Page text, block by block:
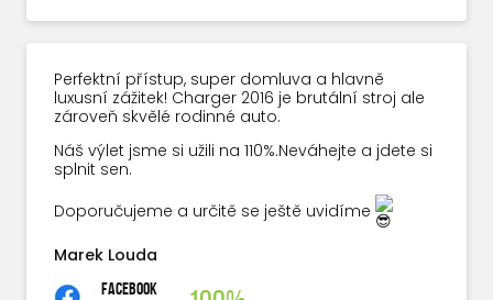
Perfektní přístup, super domluva a hlavně
luxusní zážitek! Charger 2016 je brutální stroj ale
zároveň skvělé rodinné auto.
Náš výlet jsme si užili na 110%.Neváhejte a jdete si
splnit sen.
Doporučujeme a určitě se ještě uvidíme
Marek Louda
FACEBOOK